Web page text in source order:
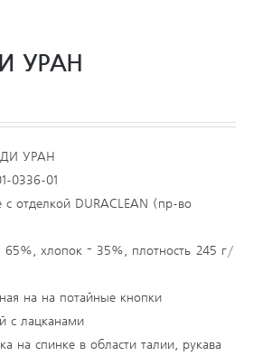
УРАН
УРАН
0336-01
с отделкой DURACLEAN (пр-во
65%, хлопок — 35%, плотность 245 г/
на на потайные кнопки
с лацканами
на спинке в области талии, рукава